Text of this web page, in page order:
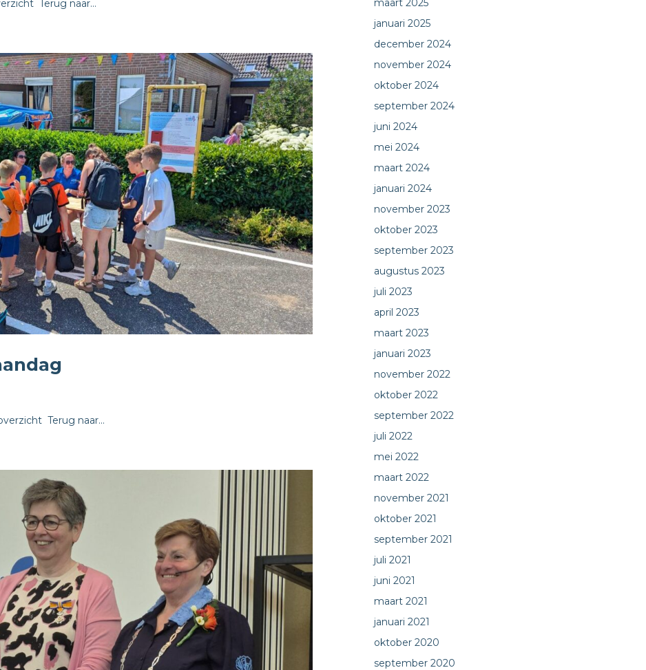
Terug naar...
Terug naar...
maart 2025
januari 2025
december 2024
november 2024
oktober 2024
september 2024
juni 2024
mei 2024
maart 2024
januari 2024
november 2023
oktober 2023
september 2023
augustus 2023
juli 2023
april 2023
maart 2023
januari 2023
november 2022
oktober 2022
september 2022
juli 2022
mei 2022
maart 2022
november 2021
oktober 2021
september 2021
juli 2021
juni 2021
maart 2021
januari 2021
oktober 2020
september 2020